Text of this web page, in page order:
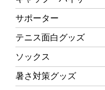
サポーター
テニス面白グッズ
ソックス
暑さ対策グッズ